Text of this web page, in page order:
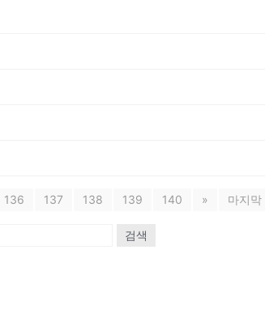
136 137 138 139 140 » 마지막
검색